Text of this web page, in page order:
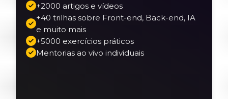
+2000 artigos e vídeos
+40 trilhas sobre Front-end, Back-end, IA
e muito mais
+5000 exercícios práticos
Mentorias ao vivo individuais